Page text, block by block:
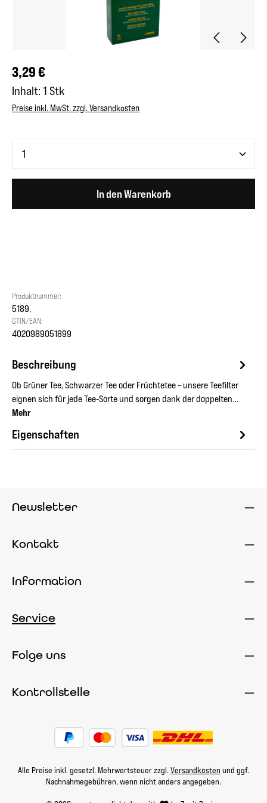
Regulärer Preis:
3,29 €
Inhalt: 1 Stk
Preise inkl. MwSt. zzgl. Versandkosten
In den Warenkorb
Produktnummer:
5189,
GTIN/EAN:
4020989051899
Beschreibung
Ob Grüner Tee, Schwarzer Tee oder Früchtetee – unsere Teefilter
eignen sich für jede Tee-Sorte und sorgen dank der doppelten…
Mehr
Eigenschaften
Newsletter
Kontakt
Information
Service
Folge uns
Kontrollstelle
Alle Preise inkl. gesetzl. Mehrwertsteuer zzgl. Versandkosten und ggf.
Nachnahmegebühren, wenn nicht anders angegeben.